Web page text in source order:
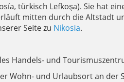
türkisch Lefkoşa). Sie hat
mitten durch die Altstadt
Seite zu Nikosia.
Handels- und
Wohn- und Urlaubsort an der